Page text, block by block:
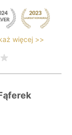
więcej >>